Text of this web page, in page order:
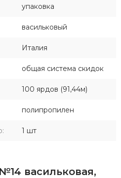
упаковка
васильковый
Италия
общая система скидок
100 ярдов (91,44м)
полипропилен
1 шт
васильковая,